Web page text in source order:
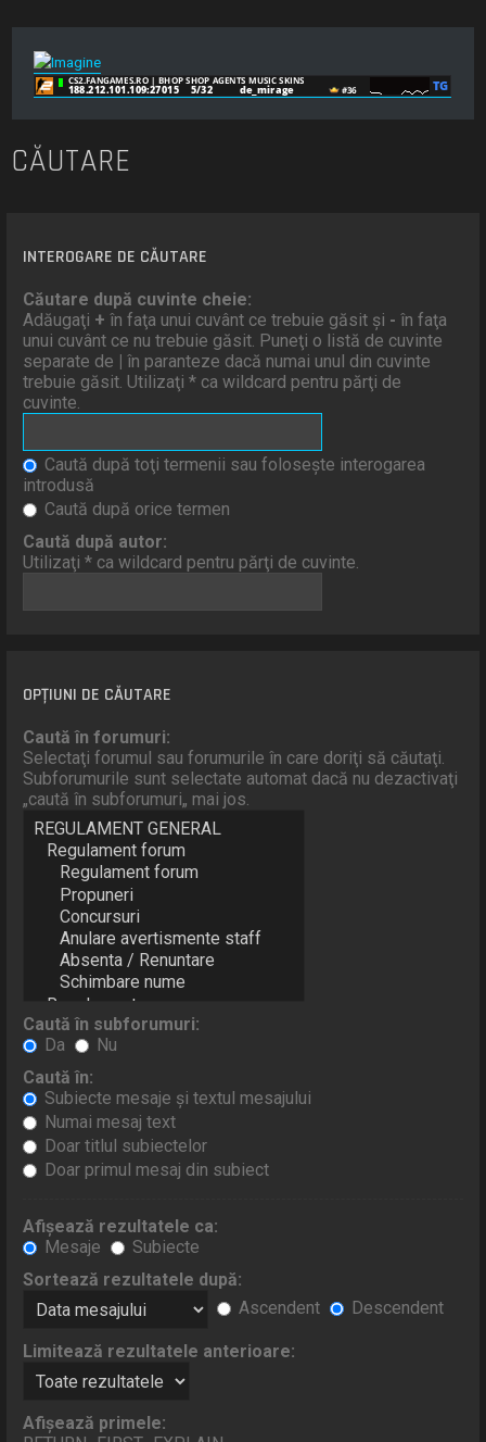
CĂUTARE
INTEROGARE DE CĂUTARE
Căutare după cuvinte cheie:
Adăugaţi + în faţa unui cuvânt ce trebuie găsit şi - în faţa
unui cuvânt ce nu trebuie găsit. Puneţi o listă de cuvinte
separate de | în paranteze dacă numai unul din cuvinte
trebuie găsit. Utilizaţi * ca wildcard pentru părţi de
cuvinte.
Caută după toţi termenii sau foloseşte interogarea
introdusă
Caută după orice termen
Caută după autor:
Utilizaţi * ca wildcard pentru părţi de cuvinte.
OPŢIUNI DE CĂUTARE
Caută în forumuri:
Selectaţi forumul sau forumurile în care doriţi să căutaţi.
Subforumurile sunt selectate automat dacă nu dezactivaţi
„caută în subforumuri„ mai jos.
Caută în subforumuri:
Da
Nu
Caută în:
Subiecte mesaje şi textul mesajului
Numai mesaj text
Doar titlul subiectelor
Doar primul mesaj din subiect
Afişează rezultatele ca:
Mesaje
Subiecte
Sortează rezultatele după:
Ascendent
Descendent
Limitează rezultatele anterioare:
Afişează primele: